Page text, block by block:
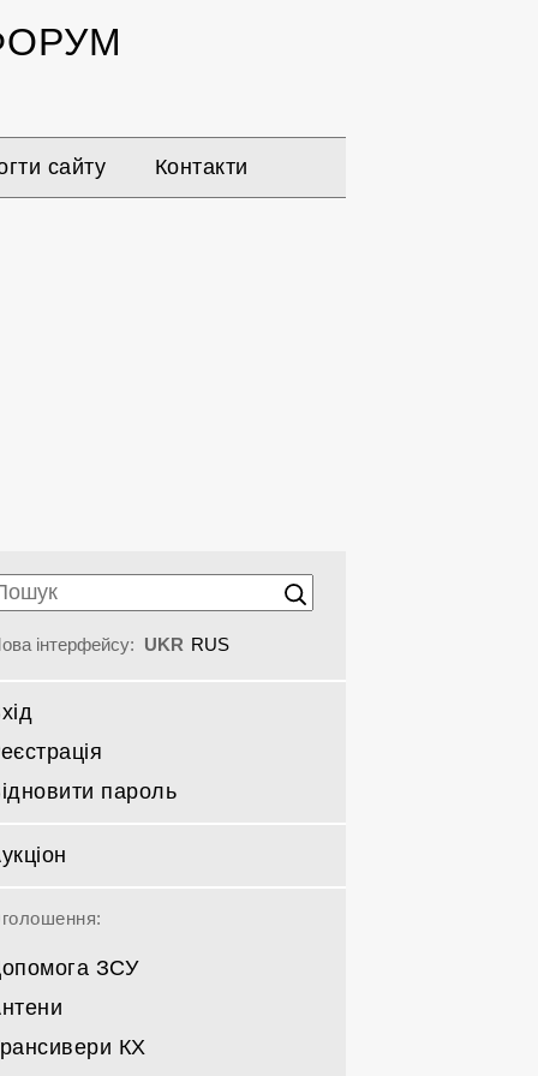
сайту Контакти
інтерфейсу: UKR RUS
пароль
ЗСУ
Спрямовані КВ
КХ